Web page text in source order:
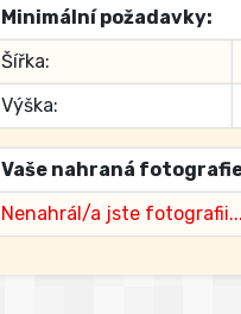
Minimální požadavky:
Šířka:
Výška:
Vaše nahraná
Nenahrál/a jste fotografii...